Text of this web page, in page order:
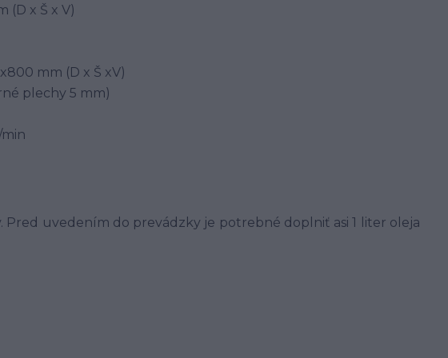
(D x Š x V)
mm (D x Š xV)
plechy 5 mm)
Pred uvedením do prevádzky je potrebné doplniť asi 1 liter oleja